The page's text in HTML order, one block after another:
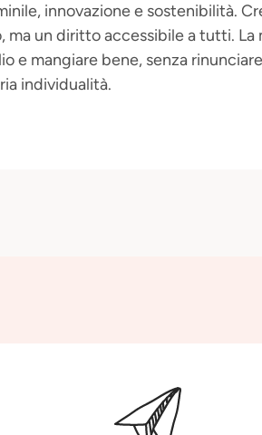
innovazione e sostenibilità.
ma un diritto accessibile a tutti. La
e mangiare bene, senza
individualità.